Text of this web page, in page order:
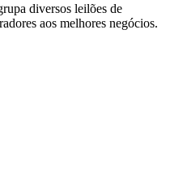
diversos leilões de
aos melhores negócios.